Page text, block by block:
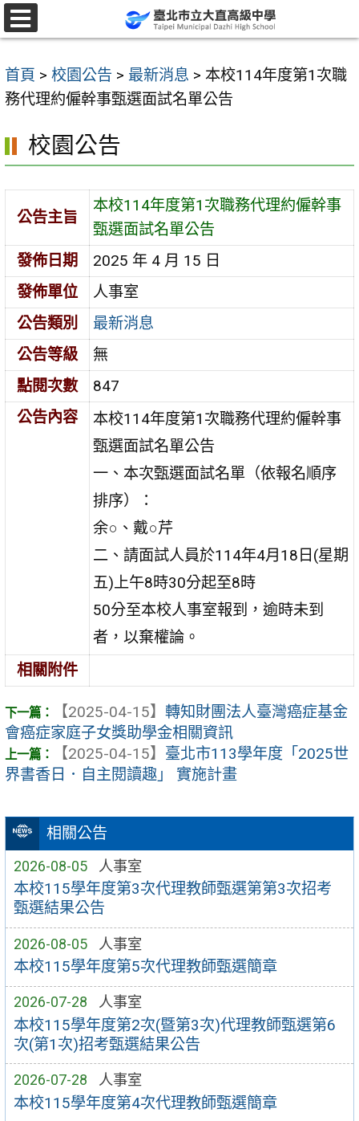
跳
至
要
內
區
首頁 > 校園公告 > 最新消息 > 本校114年度第1次職
務代理約僱幹事甄選面試名單公告
相關公告
2026-08-05 人事室
本校115學年度第3次代理教師甄選第第3次招考
甄選結果公告
2026-08-05 人事室
本校115學年度第5次代理教師甄選簡章
2026-07-28 人事室
本校115學年度第2次(暨第3次)代理教師甄選第6
次(第1次)招考甄選結果公告
2026-07-28 人事室
本校115學年度第4次代理教師甄選簡章
校園公告
公告主旨
本校114年度第1次職務代理約僱幹事
甄選面試名單公告
發佈日期
2025 年 4 月 15 日
發佈單位
人事室
公告類別
最新消息
公告等級
無
點閱次數
847
公告內容
本校114年度第1次職務代理約僱幹事
甄選面試名單公告
一、本次甄選面試名單（依報名順序
排序）：
余○、戴○芹
二、請面試人員於114年4月18日(星期
五)上午8時30分起至8時
50分至本校人事室報到，逾時未到
者，以棄權論。
相關附件
【2025-04-15】 轉知財團法人臺灣癌症基金
會癌症家庭子女獎助學金相關資訊
【2025-04-15】 臺北市113學年度「2025世
界書香日．自主閱讀趣」 實施計畫
選
單